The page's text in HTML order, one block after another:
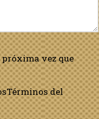
próxima vez que
Términos del